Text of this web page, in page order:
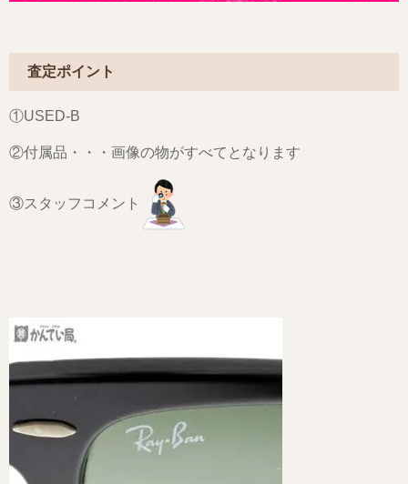
査定ポイント
①USED-B
②付属品・・・画像の物がすべてとなります
③スタッフコメント